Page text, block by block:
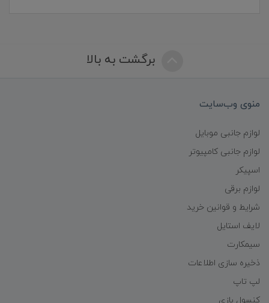
برگشت به بالا
منوی وب‌سایت
لوازم جانبی موبایل
لوازم جانبی کامپیوتر
اسپیکر
لوازم برقی
شرایط و قوانین خرید
لایف استایل
سیمکارت
ذخیره سازی اطلاعات
لپ تاپ
کنسول بازی